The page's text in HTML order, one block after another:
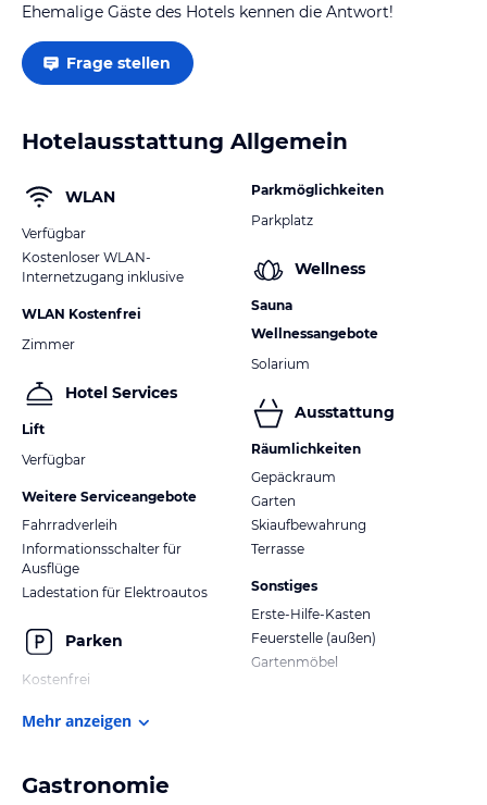
Ehemalige Gäste des Hotels kennen die Antwort!
Frage stellen
Hotelausstattung Allgemein
WLAN
Verfügbar
Kostenloser WLAN-
Internetzugang inklusive
WLAN Kostenfrei
Zimmer
Hotel Services
Lift
Verfügbar
Weitere Serviceangebote
Fahrradverleih
Informationsschalter für
Ausflüge
Ladestation für Elektroautos
Parken
Kostenfrei
Parkmöglichkeiten
Parkplatz
Wellness
Sauna
Wellnessangebote
Solarium
Ausstattung
Räumlichkeiten
Gepäckraum
Garten
Skiaufbewahrung
Terrasse
Sonstiges
Erste-Hilfe-Kasten
Feuerstelle (außen)
Gartenmöbel
Mehr anzeigen
Gastronomie